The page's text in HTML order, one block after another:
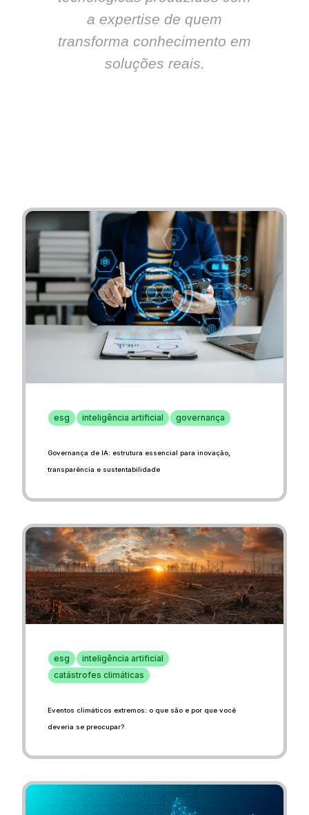
a expertise de quem
transforma conhecimento em
soluções reais.
esg inteligência artificial governança
Governança de IA: estrutura essencial para inovação,
transparência e sustentabilidade
esg
inteligência artificial
catástrofes climáticas
Eventos climáticos extremos: o que são e por que você
deveria se preocupar?